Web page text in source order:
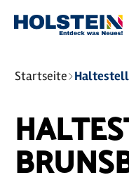
Sie
sind
Startseite